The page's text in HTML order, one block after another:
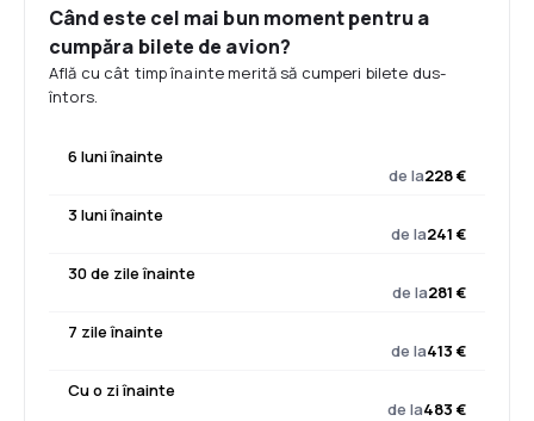
Când este cel mai bun moment pentru a
cumpăra bilete de avion?
Află cu cât timp înainte merită să cumperi bilete dus-
întors.
6 luni înainte
de la228 €
3 luni înainte
de la241 €
30 de zile înainte
de la281 €
7 zile înainte
de la413 €
Cu o zi înainte
de la483 €